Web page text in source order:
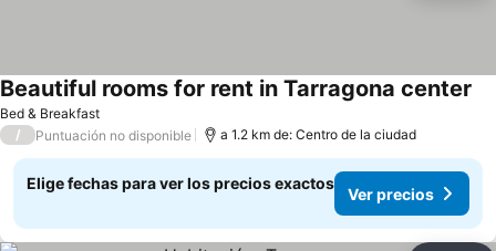
Bed & Breakfast
Beautiful rooms for rent in Tarragona center
/ Puntuación no disponible a 1.2 km de: Centro de la ciudad
Elige fechas para ver los precios exactos
Ver precios